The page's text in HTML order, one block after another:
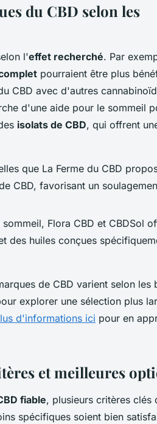
du CBD selon les
l'effet recherché. Par
pourraient être plus
CBD avec d'autres
d'une aide pour le sommeil
isolats de CBD, qui offrent
que La Ferme du CBD
CBD, favorisant un
Flora CBD et CBDSol
des huiles conçues
de CBD varient selon les
explorer une sélection plus
d'informations ici pour en
et meilleures
fiable, plusieurs critères clés
spécifiques soient bien